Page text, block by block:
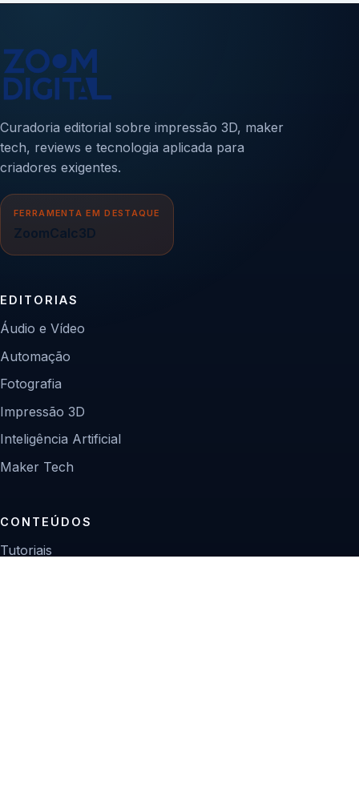
Curadoria editorial sobre impressão 3D, maker
tech, reviews e tecnologia aplicada para
criadores exigentes.
FERRAMENTA EM DESTAQUE
ZoomCalc3D
EDITORIAS
Áudio e Vídeo
Automação
Fotografia
Impressão 3D
Inteligência Artificial
Maker Tech
CONTEÚDOS
Tutoriais